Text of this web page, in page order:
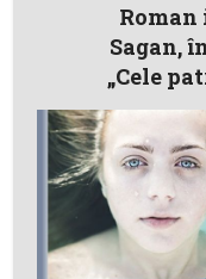
Sagan,
„Cele